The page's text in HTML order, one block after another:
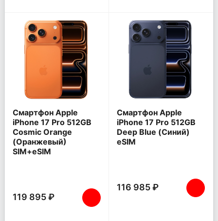
Смартфон Apple
iPhone 17 Pro 512GB
Cosmic Orange
(Оранжевый)
SIM+eSIM
119 895 ₽
Смартфон Apple
iPhone 17 Pro 512GB
Deep Blue (Синий)
eSIM
116 985 ₽